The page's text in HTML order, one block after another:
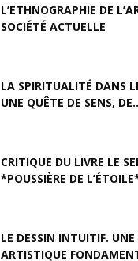
L’ETHNOGRAPHIE DE
SOCIÉTÉ ACTUELLE
LA SPIRITUALITÉ DANS
UNE QUÊTE DE SENS,
CRITIQUE DU LIVRE LE
*POUSSIÈRE DE
LE DESSIN INTUITIF.
ARTISTIQUE